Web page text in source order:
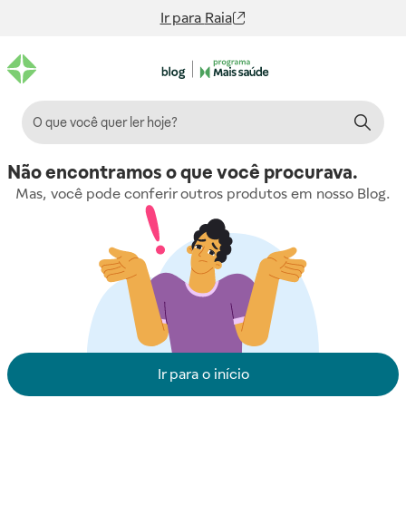
Ir para Raia
Não encontramos o que você procurava.
Mas, você pode conferir outros produtos em nosso Blog.
Ir para o início